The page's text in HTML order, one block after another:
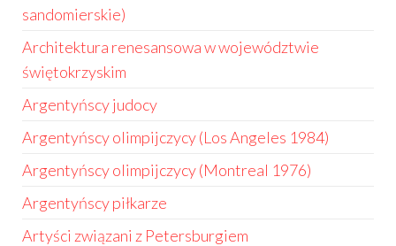
sandomierskie)
Architektura renesansowa w województwie
świętokrzyskim
Argentyńscy judocy
Argentyńscy olimpijczycy (Los Angeles 1984)
Argentyńscy olimpijczycy (Montreal 1976)
Argentyńscy piłkarze
Artyści związani z Petersburgiem